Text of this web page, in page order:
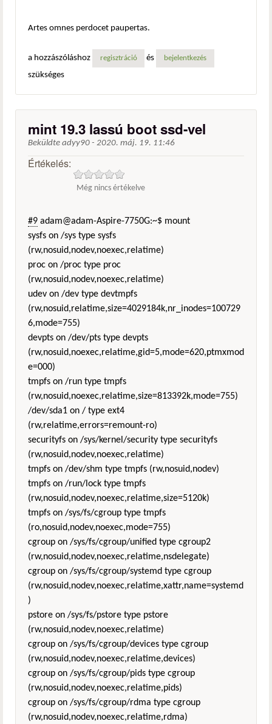
Artes omnes perdocet paupertas.
a hozzászóláshoz regisztráció és bejelentkezés
szükséges
mint 19.3 lassú boot ssd-vel
Beküldte adyy90 - 2020. máj. 19. 11:46
Értékelés:
Még nincs értékelve
#9 adam@adam-Aspire-7750G:~$ mount
sysfs on /sys type sysfs
(rw,nosuid,nodev,noexec,relatime)
proc on /proc type proc
(rw,nosuid,nodev,noexec,relatime)
udev on /dev type devtmpfs
(rw,nosuid,relatime,size=4029184k,nr_inodes=100729
6,mode=755)
devpts on /dev/pts type devpts
(rw,nosuid,noexec,relatime,gid=5,mode=620,ptmxmod
e=000)
tmpfs on /run type tmpfs
(rw,nosuid,noexec,relatime,size=813392k,mode=755)
/dev/sda1 on / type ext4
(rw,relatime,errors=remount-ro)
securityfs on /sys/kernel/security type securityfs
(rw,nosuid,nodev,noexec,relatime)
tmpfs on /dev/shm type tmpfs (rw,nosuid,nodev)
tmpfs on /run/lock type tmpfs
(rw,nosuid,nodev,noexec,relatime,size=5120k)
tmpfs on /sys/fs/cgroup type tmpfs
(ro,nosuid,nodev,noexec,mode=755)
cgroup on /sys/fs/cgroup/unified type cgroup2
(rw,nosuid,nodev,noexec,relatime,nsdelegate)
cgroup on /sys/fs/cgroup/systemd type cgroup
(rw,nosuid,nodev,noexec,relatime,xattr,name=systemd
)
pstore on /sys/fs/pstore type pstore
(rw,nosuid,nodev,noexec,relatime)
cgroup on /sys/fs/cgroup/devices type cgroup
(rw,nosuid,nodev,noexec,relatime,devices)
cgroup on /sys/fs/cgroup/pids type cgroup
(rw,nosuid,nodev,noexec,relatime,pids)
cgroup on /sys/fs/cgroup/rdma type cgroup
(rw,nosuid,nodev,noexec,relatime,rdma)